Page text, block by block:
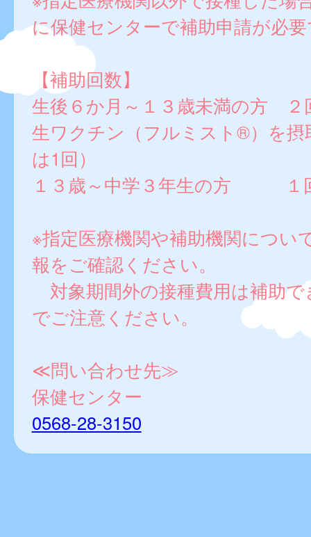
に保健センターで補助申請が必
【補助回数】
生後６か月～１３歳未満の方 ２
生ワクチン（フルミスト®）を摂
は1回）
１３歳～中学３年生の方 １
※指定医療機関や補助機関につい
報をご確認ください。
対象期間外の接種費用は補助
でご注意ください。
≪問い合わせ先≫
保健センター
0568-28-3150